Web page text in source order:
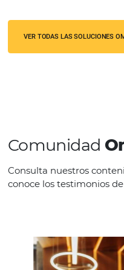
Para
uma
de
soluções
Hoteleiro”